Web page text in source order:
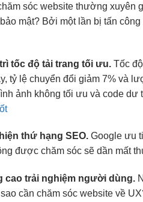
sóc website thường xuyên
mật? Bởi một lần bị tấn
tốc độ tải trang tối ưu. Tốc
tỷ lệ chuyển đổi giảm 7% và
ảnh không tối ưu và code
thứ hạng SEO. Google ưu
được chăm sóc sẽ dần mất
cao trải nghiệm người dùng.
sao cần chăm sóc website về